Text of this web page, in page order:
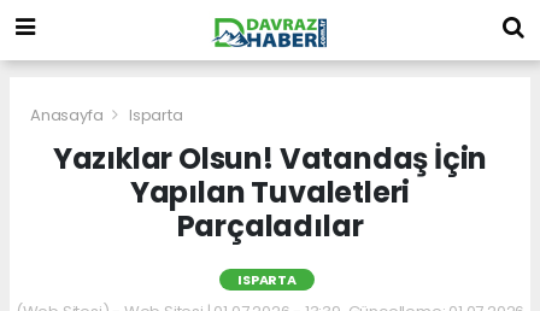
Anasayfa Isparta
Yazıklar Olsun! Vatandaş İçin
Yapılan Tuvaletleri
Parçaladılar
ISPARTA